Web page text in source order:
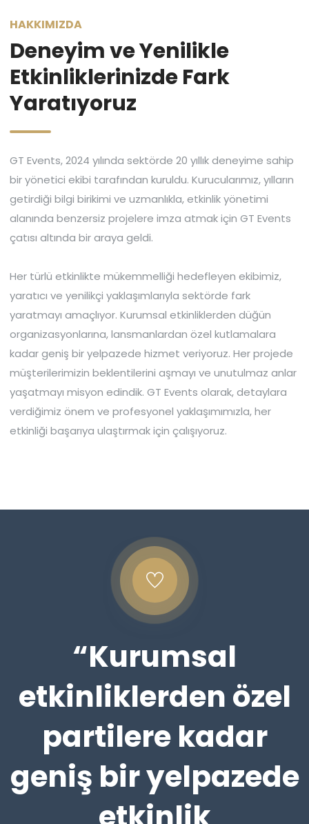
HAKKIMIZDA
Deneyim ve Yenilikle
Etkinliklerinizde Fark
Yaratıyoruz
GT Events, 2024 yılında sektörde 20 yıllık deneyime sahip
bir yönetici ekibi tarafından kuruldu. Kurucularımız, yılların
getirdiği bilgi birikimi ve uzmanlıkla, etkinlik yönetimi
alanında benzersiz projelere imza atmak için GT Events
çatısı altında bir araya geldi.
Her türlü etkinlikte mükemmelliği hedefleyen ekibimiz,
yaratıcı ve yenilikçi yaklaşımlarıyla sektörde fark
yaratmayı amaçlıyor. Kurumsal etkinliklerden düğün
organizasyonlarına, lansmanlardan özel kutlamalara
kadar geniş bir yelpazede hizmet veriyoruz. Her projede
müşterilerimizin beklentilerini aşmayı ve unutulmaz anlar
yaşatmayı misyon edindik. GT Events olarak, detaylara
verdiğimiz önem ve profesyonel yaklaşımımızla, her
etkinliği başarıya ulaştırmak için çalışıyoruz.
“Kurumsal
etkinliklerden özel
partilere kadar
geniş bir yelpazede